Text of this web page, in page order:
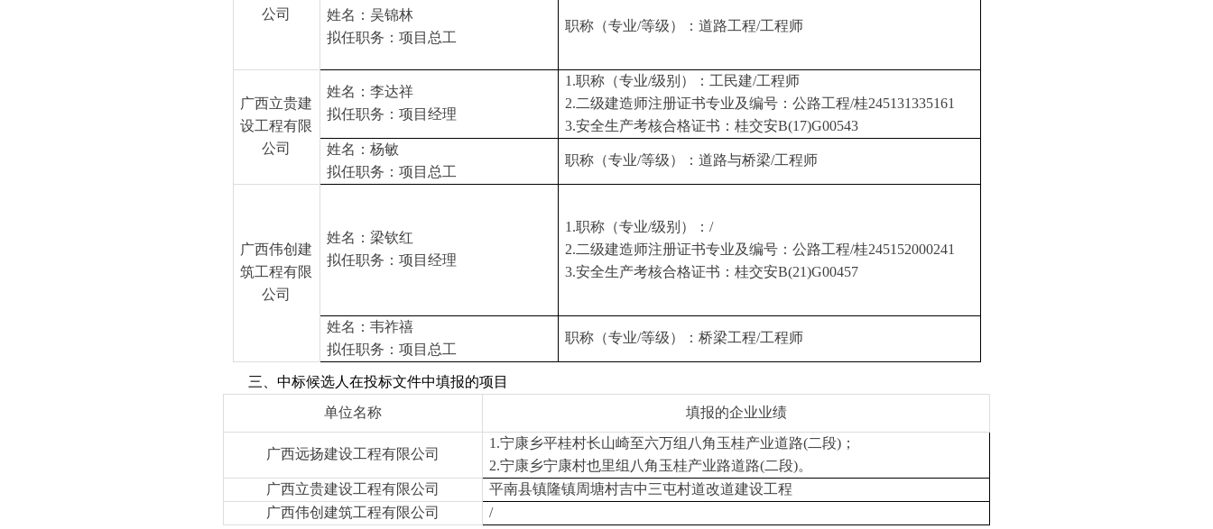
公司
姓名：吴锦林
拟任职务：项目总工
职称（专业/等级）：道路工程/工程师
广西立贵建
设工程有限
公司
姓名：李达祥
拟任职务：项目经理
1.职称（专业/级别）：工民建/工程师
2.二级建造师注册证书专业及编号：公路工程/桂245131335161
3.安全生产考核合格证书：桂交安B(17)G00543
姓名：杨敏
拟任职务：项目总工
职称（专业/等级）：道路与桥梁/工程师
广西伟创建
筑工程有限
公司
姓名：梁钦红
拟任职务：项目经理
1.职称（专业/级别）：/
2.二级建造师注册证书专业及编号：公路工程/桂245152000241
3.安全生产考核合格证书：桂交安B(21)G00457
姓名：韦祚禧
拟任职务：项目总工
职称（专业/等级）：桥梁工程/工程师
三、中标候选人在投标文件中填报的项目
单位名称
填报的企业业绩
广西远扬建设工程有限公司
1.宁康乡平桂村长山崎至六万组八角玉桂产业道路(二段)；
2.宁康乡宁康村也里组八角玉桂产业路道路(二段)。
广西立贵建设工程有限公司
平南县镇隆镇周塘村吉中三屯村道改道建设工程
广西伟创建筑工程有限公司
/